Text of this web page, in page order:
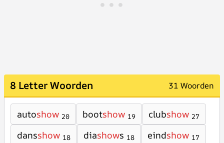
8 Letter Woorden 31 Woorden
autoshow 20 bootshow 19 clubshow 27
dansshow 18 diashows 18 eindshow 17